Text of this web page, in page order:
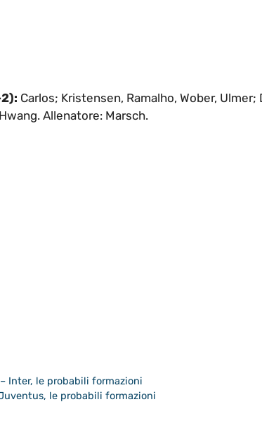
Carlos; Kristensen, Ramalho, Wober,
Allenatore: Marsch.
Inter, le probabili formazioni
le probabili formazioni